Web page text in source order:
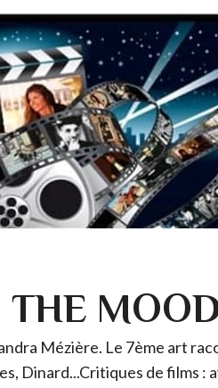
THE
Mézière. Le 7ème art
Dinard...Critiques de films